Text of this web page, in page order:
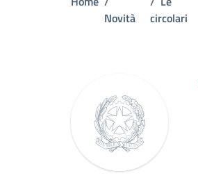
Novità
circolari